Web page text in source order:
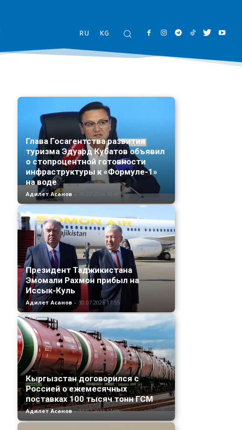
RU KG
Глава Госагентства развития
туризма Эдуард Кубатов объявил
о стопроцентной готовности
инфраструктуры к «Формуле-1»
на воде
Адилет Асанов - 30.07.2026 10:49
Президент Таджикистана
Эмомали Рахмон прибыл на
Иссык-Куль
Адилет Асанов - 30.07.2026 17:55
Кыргызстан договорился с
Россией о ежемесячных
поставках 100 тысяч тонн ГСМ
Адилет Асанов - 31.07.2026 14:09